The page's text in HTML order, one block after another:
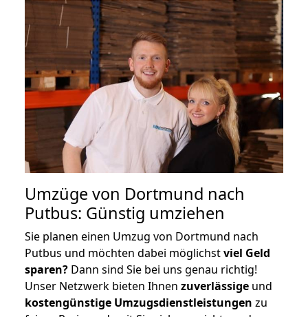
Umzüge von Dortmund nach
Putbus: Günstig umziehen
Sie planen einen Umzug von Dortmund nach
Putbus und möchten dabei möglichstviel Geld
sparen? Dann sind Sie bei uns genau richtig!
Unser Netzwerk bieten Ihnen zuverlässige und
kostengünstige Umzugsdienstleistungen zu